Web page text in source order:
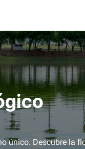
único. Descubre la